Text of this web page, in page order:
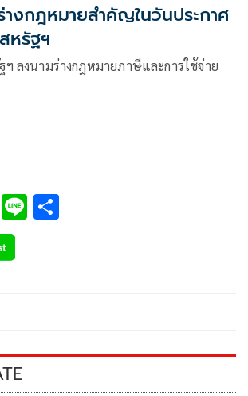
งกฎหมายสำคัญในวันประกาศ
หรัฐฯ
ลงนามร่างกฎหมายภาษีและการใช้จ่าย
C Li